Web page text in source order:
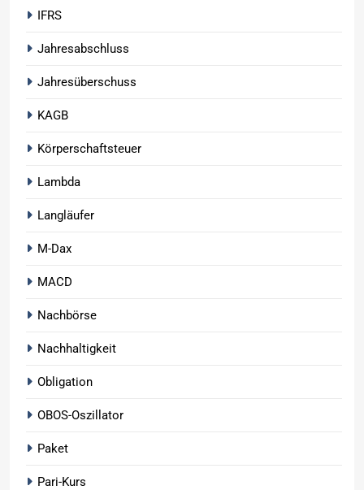
IFRS
Jahresabschluss
Jahresüberschuss
KAGB
Körperschaftsteuer
Lambda
Langläufer
M-Dax
MACD
Nachbörse
Nachhaltigkeit
Obligation
OBOS-Oszillator
Paket
Pari-Kurs